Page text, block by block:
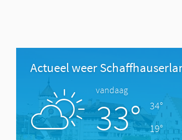
Actueel weer
vandaag
33°
34°
19°